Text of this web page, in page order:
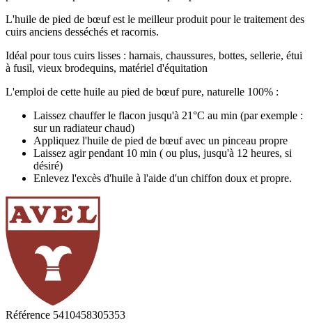
L'huile de pied de bœuf est le meilleur produit pour le traitement des
cuirs anciens desséchés et racornis.
Idéal pour tous cuirs lisses : harnais, chaussures, bottes, sellerie, étui
à fusil, vieux brodequins, matériel d'équitation
L'emploi de cette huile au pied de bœuf pure, naturelle 100% :
Laissez chauffer le flacon jusqu'à 21°C au min (par exemple :
sur un radiateur chaud)
Appliquez l'huile de pied de bœuf avec un pinceau propre
Laissez agir pendant 10 min ( ou plus, jusqu'à 12 heures, si
désiré)
Enlevez l'excès d'huile à l'aide d'un chiffon doux et propre.
Référence 5410458305353